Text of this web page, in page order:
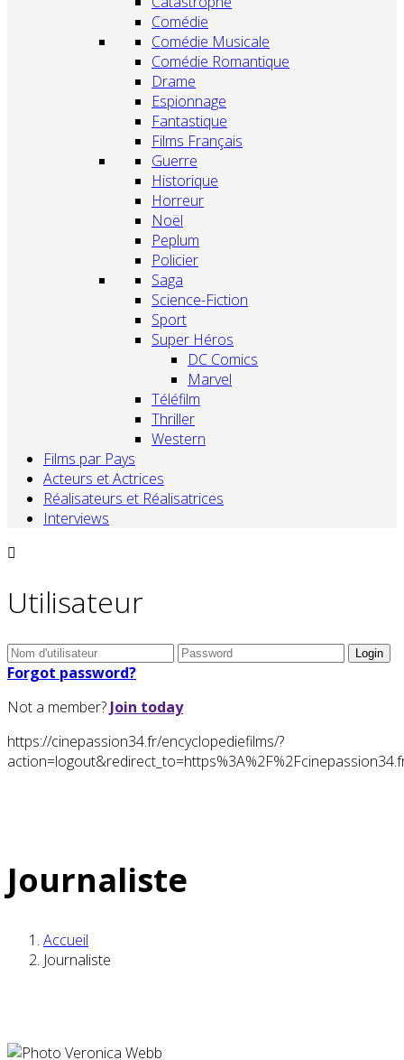
Comédie
Comédie Musicale
Comédie Romantique
Drame
Espionnage
Fantastique
Films Français
Guerre
Historique
Horreur
Noël
Peplum
Policier
Saga
Science-Fiction
Sport
Super Héros
DC Comics
Marvel
Téléfilm
Thriller
Western
Films par Pays
Acteurs et Actrices
Réalisateurs et Réalisatrices
Interviews
Utilisateur
Forgot password?
Not a member? Join today
https://cinepassion34.fr/encyclopediefilms/?
Journaliste
Accueil
Journaliste